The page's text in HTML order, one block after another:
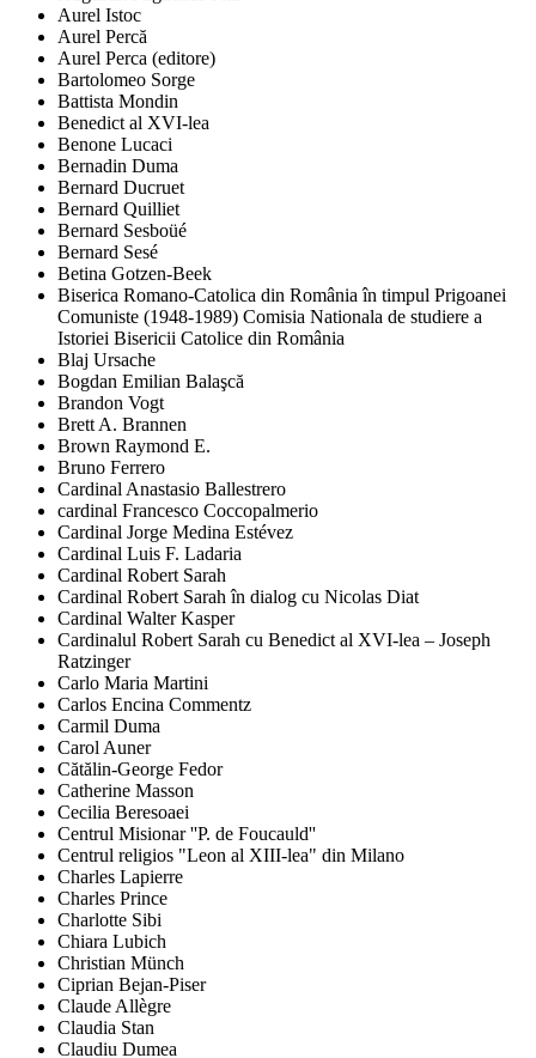
Aurel Istoc
Aurel Percă
Aurel Perca (editore)
Bartolomeo Sorge
Battista Mondin
Benedict al XVI-lea
Benone Lucaci
Bernadin Duma
Bernard Ducruet
Bernard Quilliet
Bernard Sesboüé
Bernard Sesé
Betina Gotzen-Beek
Biserica Romano-Catolica din România în timpul Prigoanei
Comuniste (1948-1989) Comisia Nationala de studiere a
Istoriei Bisericii Catolice din România
Blaj Ursache
Bogdan Emilian Balaşcă
Brandon Vogt
Brett A. Brannen
Brown Raymond E.
Bruno Ferrero
Cardinal Anastasio Ballestrero
cardinal Francesco Coccopalmerio
Cardinal Jorge Medina Estévez
Cardinal Luis F. Ladaria
Cardinal Robert Sarah
Cardinal Robert Sarah în dialog cu Nicolas Diat
Cardinal Walter Kasper
Cardinalul Robert Sarah cu Benedict al XVI-lea – Joseph
Ratzinger
Carlo Maria Martini
Carlos Encina Commentz
Carmil Duma
Carol Auner
Cătălin-George Fedor
Catherine Masson
Cecilia Beresoaei
Centrul Misionar ''P. de Foucauld''
Centrul religios "Leon al XIII-lea" din Milano
Charles Lapierre
Charles Prince
Charlotte Sibi
Chiara Lubich
Christian Münch
Ciprian Bejan-Piser
Claude Allègre
Claudia Stan
Claudiu Dumea